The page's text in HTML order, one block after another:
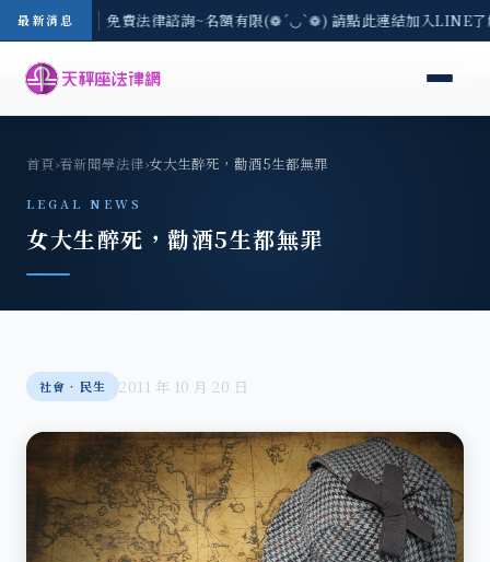
最新消息
-8/3(一) 現場免費法律諮詢~名額有限(❁´◡`❁) 請點此連結加入LINE
首頁›看新聞學法律›女大生醉死，勸酒5生都無罪
LEGAL NEWS
女大生醉死，勸酒5生都無罪
社會‧民生 2011 年 10 月 20 日